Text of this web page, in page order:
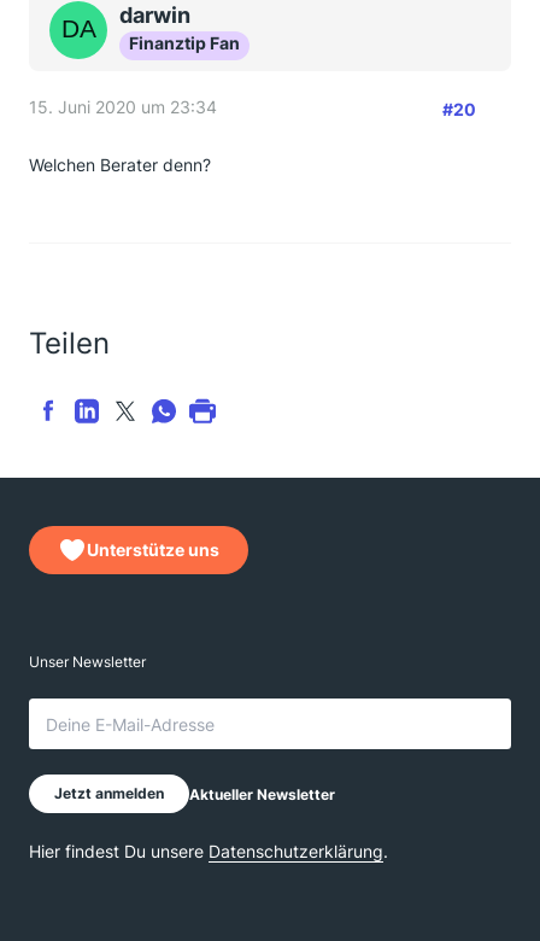
darwin
Finanztip Fan
15. Juni 2020 um 23:34 #20
Welchen Berater denn?
Teilen
Unterstütze uns